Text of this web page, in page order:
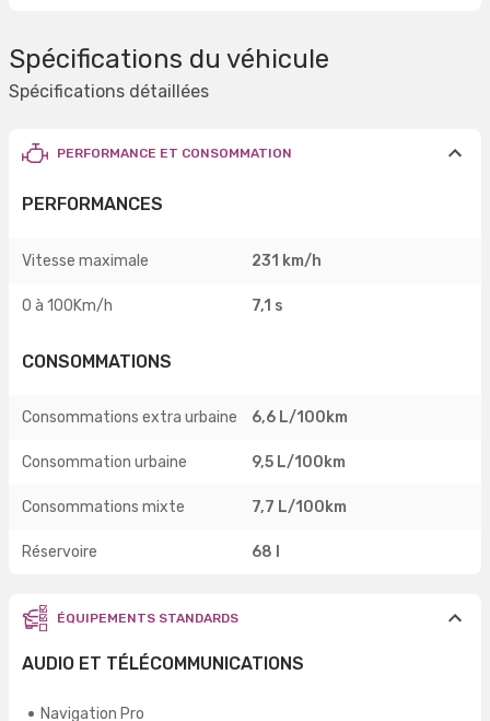
Spécifications du véhicule
Spécifications détaillées
PERFORMANCE ET CONSOMMATION
PERFORMANCES
Vitesse maximale 231 km/h
0 à 100Km/h 7,1 s
CONSOMMATIONS
Consommations extra urbaine 6,6 L/100km
Consommation urbaine 9,5 L/100km
Consommations mixte 7,7 L/100km
Réservoire 68 l
ÉQUIPEMENTS STANDARDS
AUDIO ET TÉLÉCOMMUNICATIONS
Navigation Pro